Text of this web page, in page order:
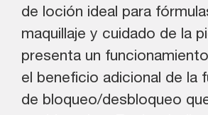
de loción ideal para
maquillaje y cuidado de la
presenta un
el beneficio adicional de la
de bloqueo/desbloqueo